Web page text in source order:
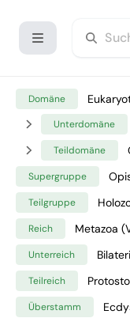
Domäne
Unterdomäne
Teildomäne
Supergruppe
Teilgruppe
Reich Metazoa
Unterreich
Teilreich
Überstamm